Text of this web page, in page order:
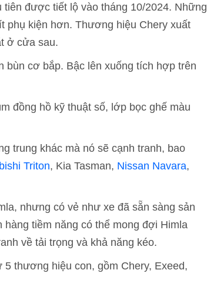
tiên được tiết lộ vào tháng 10/2024. Những
phụ kiện hơn. Thương hiệu Chery xuất
ở cửa sau.
bùn cơ bắp. Bậc lên xuống tích hợp trên
đồng hồ kỹ thuật số, lớp bọc ghế màu
trung khác mà nó sẽ cạnh tranh, bao
Triton, Kia Tasman, Nissan Navara,
nhưng có vẻ như xe đã sẵn sàng sản
tiềm năng có thể mong đợi Himla
về tải trọng và khả năng kéo.
thương hiệu con, gồm Chery, Exeed,